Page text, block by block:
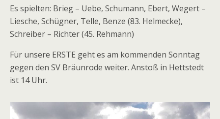
Es spielten: Brieg – Uebe, Schumann, Ebert, Wegert –
Liesche, Schügner, Telle, Benze (83. Helmecke),
Schreiber – Richter (45. Rehmann)
Für unsere ERSTE geht es am kommenden Sonntag
gegen den SV Bräunrode weiter. Anstoß in Hettstedt
ist 14 Uhr.